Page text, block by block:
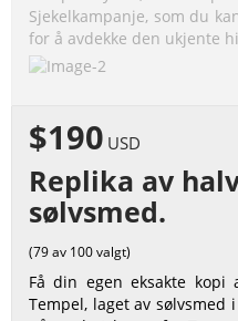
Sjekelkampanje, som du
for å avdekke den ukjente
$190 USD
Replika av
sølvsmed.
(79 av 100 valgt)
Få din egen eksakte kopi
Tempel, laget av sølvsmed